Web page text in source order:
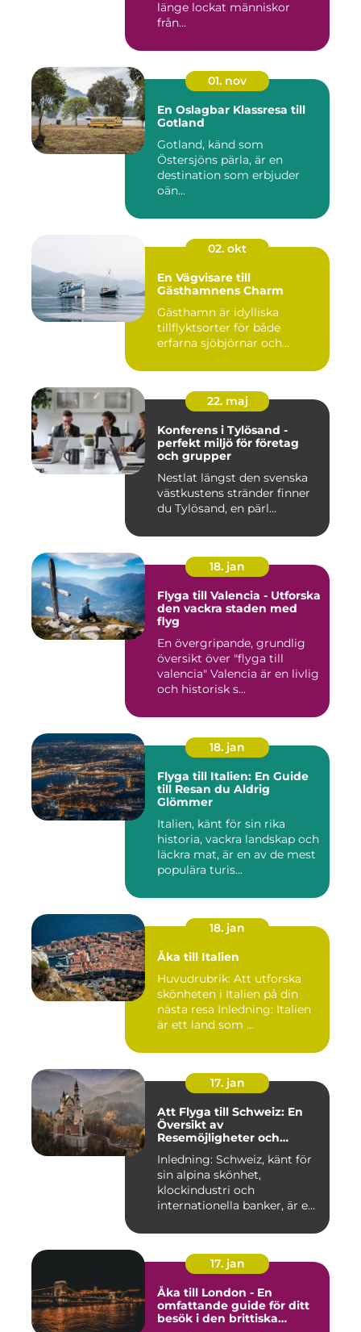
länge lockat människor
från...
01. nov
En Oslagbar Klassresa till
Gotland
Gotland, känd som
Östersjöns pärla, är en
destination som erbjuder
oän...
02. okt
En Vägvisare till
Gästhamnens Charm
Gästhamn är idylliska
tillflyktsorter för både
erfarna sjöbjörnar och...
22. maj
Konferens i Tylösand -
perfekt miljö för företag
och grupper
Nestlat längst den svenska
västkustens stränder finner
du Tylösand, en pärl...
18. jan
Flyga till Valencia - Utforska
den vackra staden med
flyg
En övergripande, grundlig
översikt över "flyga till
valencia" Valencia är en livlig
och historisk s...
18. jan
Flyga till Italien: En Guide
till Resan du Aldrig
Glömmer
Italien, känt för sin rika
historia, vackra landskap och
läckra mat, är en av de mest
populära turis...
18. jan
Åka till Italien
Huvudrubrik: Att utforska
skönheten i Italien på din
nästa resa Inledning: Italien
är ett land som ...
17. jan
Att Flyga till Schweiz: En
Översikt av
Resemöjligheter och
Nackdelar
Inledning: Schweiz, känt för
sin alpina skönhet,
klockindustri och
internationella banker, är en
17. jan
Åka till London - En
omfattande guide för ditt
besök i den brittiska